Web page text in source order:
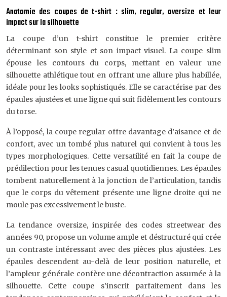
Anatomie des coupes de t-shirt : slim, regular, oversize et leur
impact sur la silhouette
La coupe d’un t-shirt constitue le premier critère
déterminant son style et son impact visuel. La coupe slim
épouse les contours du corps, mettant en valeur une
silhouette athlétique tout en offrant une allure plus habillée,
idéale pour les looks sophistiqués. Elle se caractérise par des
épaules ajustées et une ligne qui suit fidèlement les contours
du torse.
À l’opposé, la coupe regular offre davantage d’aisance et de
confort, avec un tombé plus naturel qui convient à tous les
types morphologiques. Cette versatilité en fait la coupe de
prédilection pour les tenues casual quotidiennes. Les épaules
tombent naturellement à la jonction de l’articulation, tandis
que le corps du vêtement présente une ligne droite qui ne
moule pas excessivement le buste.
La tendance oversize, inspirée des codes streetwear des
années 90, propose un volume ample et déstructuré qui crée
un contraste intéressant avec des pièces plus ajustées. Les
épaules descendent au-delà de leur position naturelle, et
l’ampleur générale confère une décontraction assumée à la
silhouette. Cette coupe s’inscrit parfaitement dans les